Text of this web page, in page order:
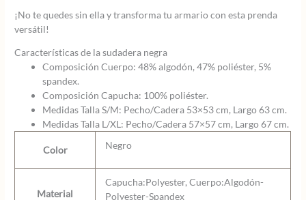
¡No te quedes sin ella y transforma tu armario con esta prenda
versátil!
Características de la sudadera negra
Composición Cuerpo: 48% algodón, 47% poliéster, 5%
spandex.
Composición Capucha: 100% poliéster.
Medidas Talla S/M: Pecho/Cadera 53×53 cm, Largo 63 cm.
Medidas Talla L/XL: Pecho/Cadera 57×57 cm, Largo 67 cm.
Color Negro
Material
Capucha:Polyester, Cuerpo:Algodón-
Polyester-Spandex